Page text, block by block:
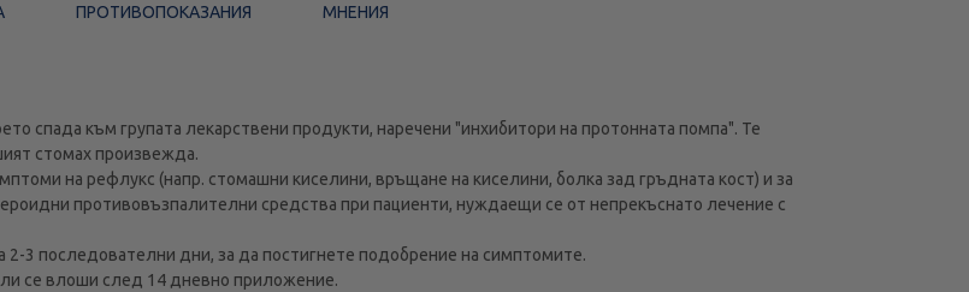
ПРОТИВОПОКАЗАНИЯ МНЕНИЯ
спада към групата лекарствени продукти, наречени "инхибитори на протонната помпа". Те
стомах произвежда.
на рефлукс (напр. стомашни киселини, връщане на киселини, болка зад гръдната кост) и за
противовъзпалителни средства при пациенти, нуждаещи се от непрекъснато лечение с
3 последователни дни, за да постигнете подобрение на симптомите.
се влоши след 14 дневно приложение.